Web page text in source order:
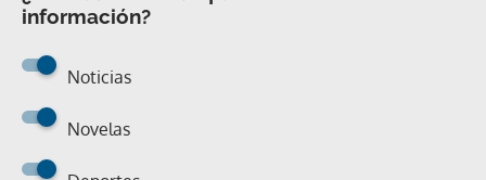
información?
Noticias
Novelas